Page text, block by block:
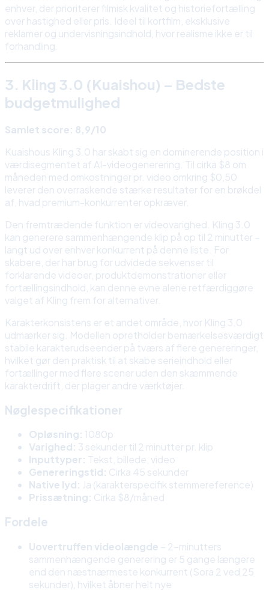
enhver, der prioriterer filmisk kvalitet og historiefortælling
over hastighed eller pris. Ideel til kortfilm, eksklusive
reklamer og undervisningsindhold, hvor realisme ikke er til
forhandling.
3. Kling 3.0 (Kuaishou) – Bedste
budgetmulighed
Samlet score: 8,9/10
Kuaishous Kling 3.0 har skabt sig en dominerende position i
værdisegmentet af AI-videogenerering. Til cirka $8 om
måneden med omkostninger pr. video omkring $0,50
leverer den overraskende stærke resultater for en brøkdel
af, hvad premium-konkurrenter opkræver.
Den fremtrædende funktion er videovarighed. Kling 3.0
kan generere sammenhængende klip på op til 2 minutter –
langt ud over enhver konkurrent på denne liste. For
skabere, der har brug for udvidede sekvenser til
forklarende videoer, produktdemonstrationer eller
fortællingsindhold, kan denne evne alene retfærdiggøre
valget af Kling frem for alternativer.
Karakterkonsistens er et andet område, hvor Kling 3.0
udmærker sig. Modellen opretholder bemærkelsesværdigt
stabile karakterudseender på tværs af flere genereringer,
hvilket gør den praktisk til at skabe serieindhold eller
fortællinger med flere scener uden den skæmmende
karakterdrift, der plager andre værktøjer.
Nøglespecifikationer
Opløsning: 1080p
Varighed: 3 sekunder til 2 minutter pr. klip
Inputtyper: Tekst, billede, video
Genereringstid: Cirka 45 sekunder
Native lyd: Ja (karakterspecifik stemmereference)
Prissætning: Cirka $8/måned
Fordele
Uovertruffen videolængde – 2-minutters
sammenhængende generering er 5 gange længere
end den næstnærmeste konkurrent (Sora 2 ved 25
sekunder), hvilket åbner helt nye